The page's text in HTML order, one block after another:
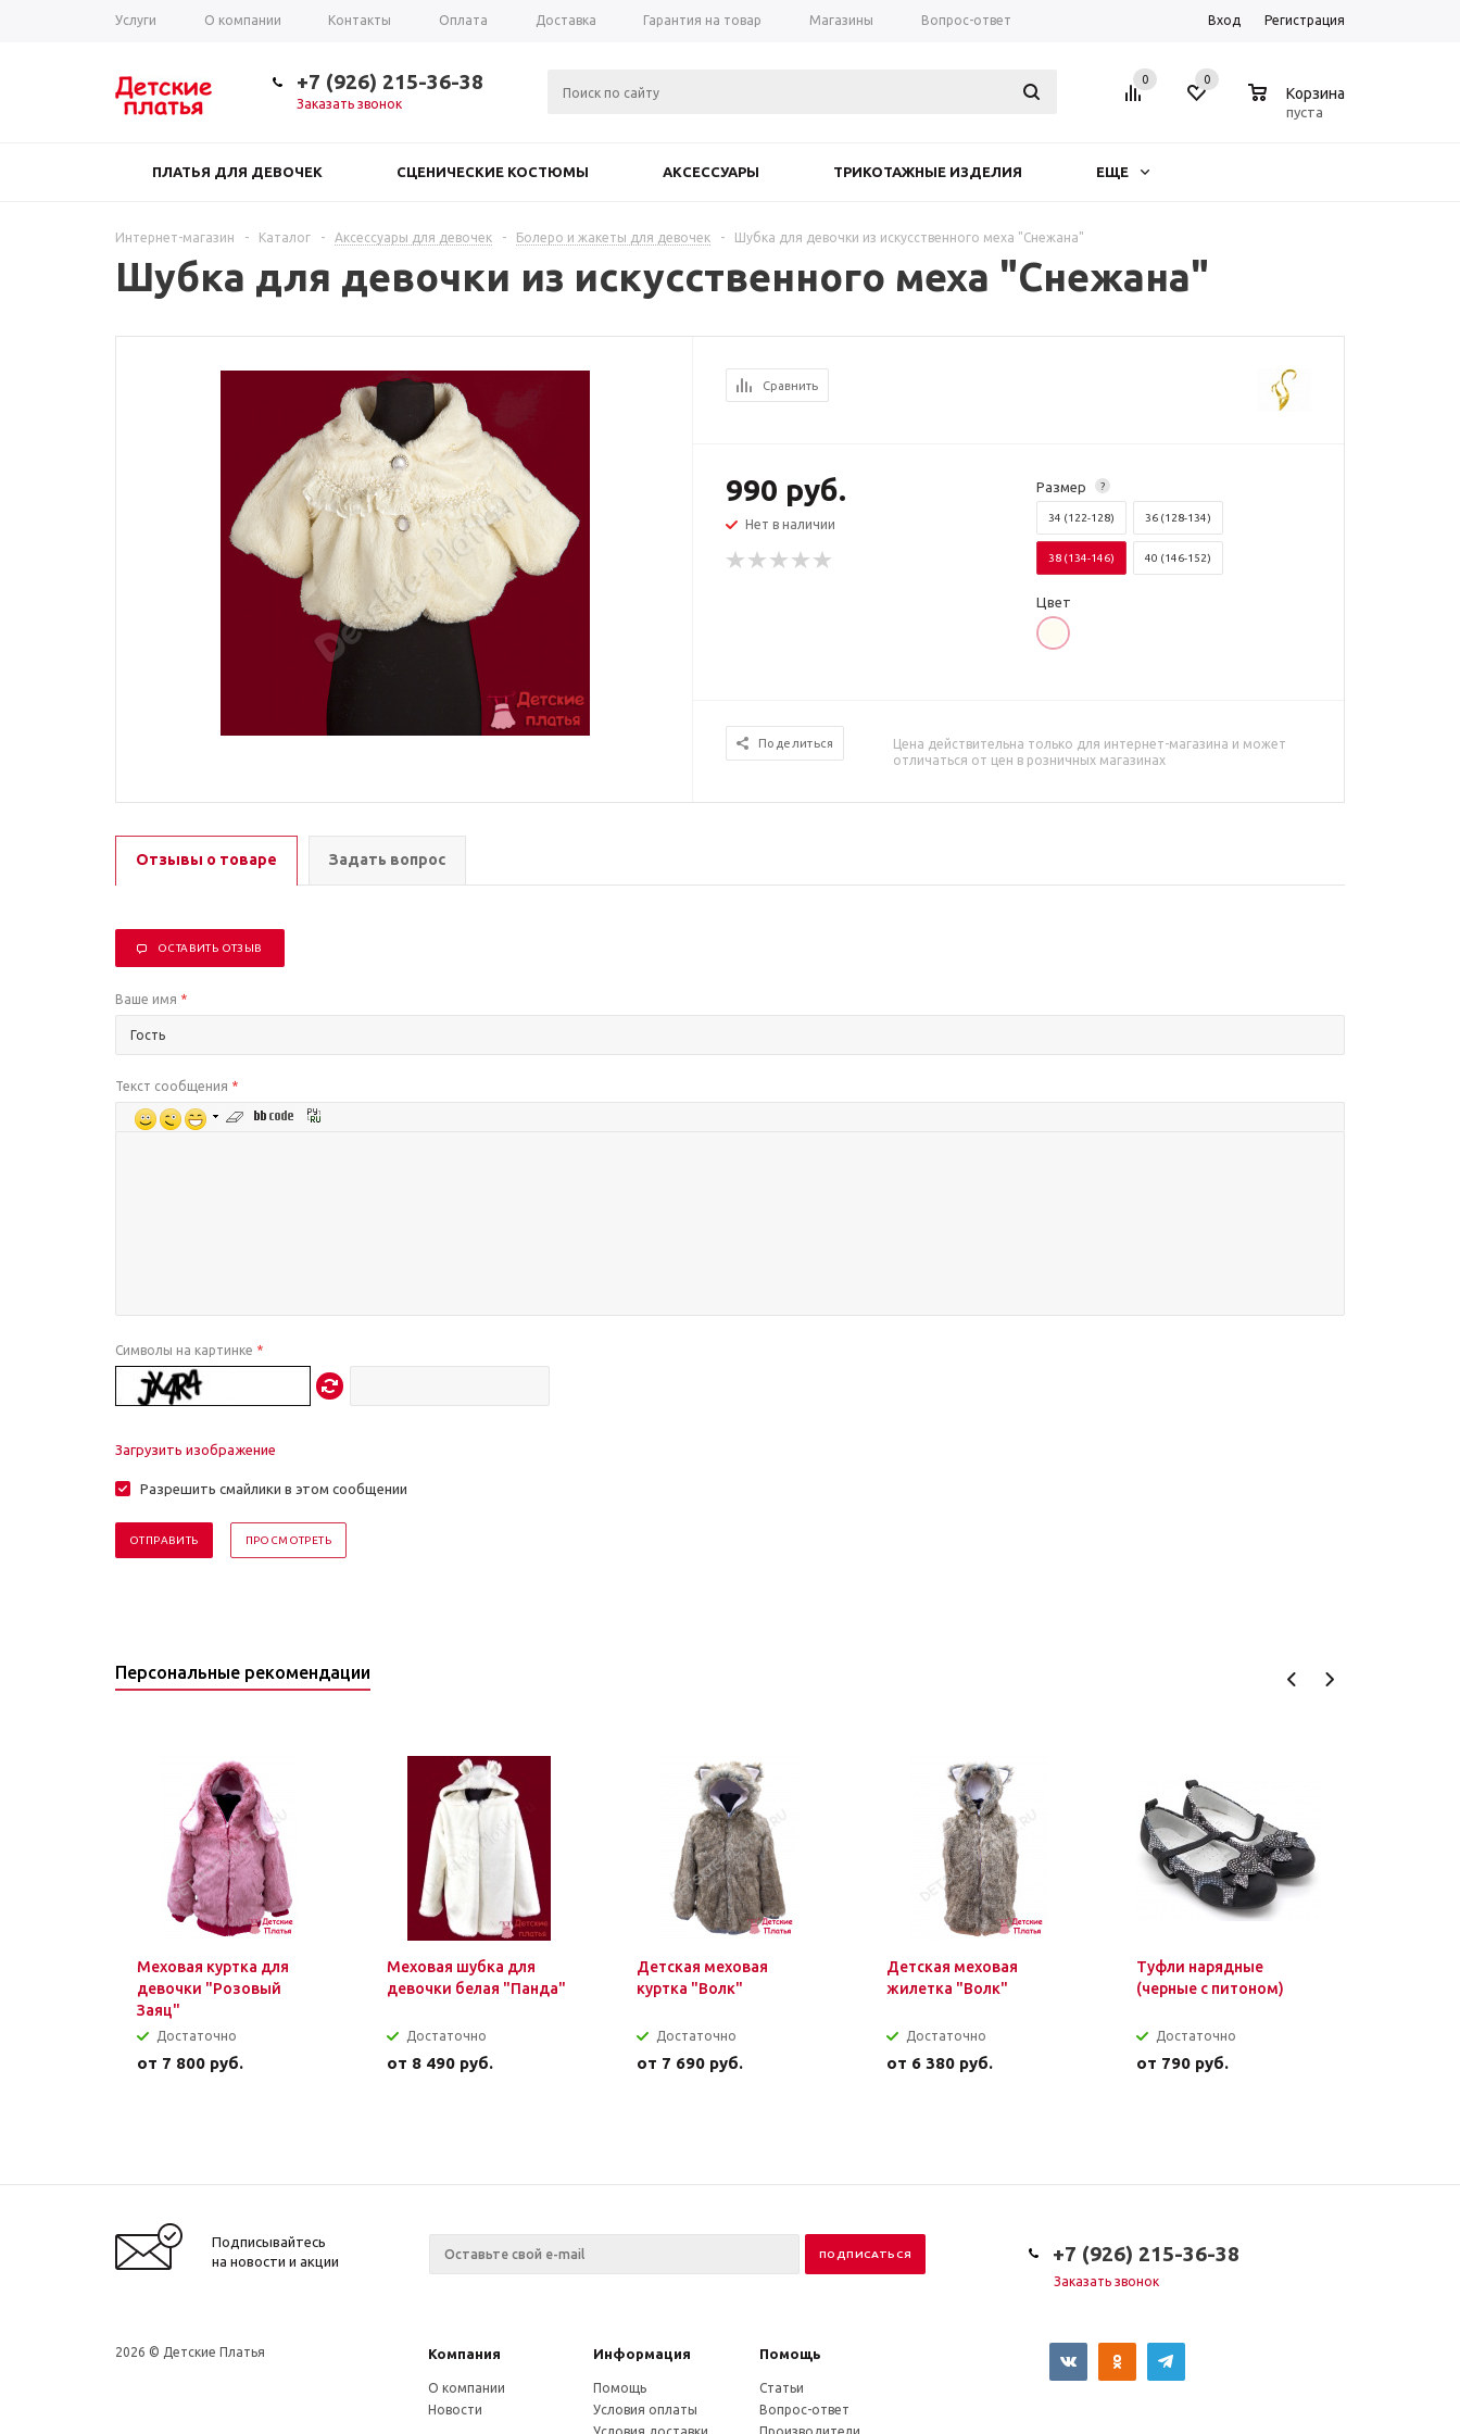
Услуги О компании Контакты Оплата Доставка Гарантия на товар Магазины Вопрос-ответ Вход Регистрация
+7 (926) 215-36-38
Заказать звонок
0 0
Корзина
пуста
ПЛАТЬЯ ДЛЯ ДЕВОЧЕК СЦЕНИЧЕСКИЕ КОСТЮМЫ АКСЕССУАРЫ ТРИКОТАЖНЫЕ ИЗДЕЛИЯ ЕЩЕ
Интернет-магазин - Каталог - Аксессуары для девочек - Болеро и жакеты для девочек - Шубка для девочки из искусственного меха "Снежана"
Шубка для девочки из искусственного меха "Снежана"
Сравнить
990 руб.
Нет в наличии
?
Размер
34 (122-128) 36 (128-134)
38 (134-146) 40 (146-152)
Цвет
Поделиться
Цена действительна только для интернет-магазина и может
отличаться от цен в розничных магазинах
Отзывы о товаре Задать вопрос
ОСТАВИТЬ ОТЗЫВ
Ваше имя *
Текст сообщения *
Символы на картинке *
Загрузить изображение
Разрешить смайлики в этом сообщении
Персональные рекомендации
Меховая куртка для
девочки "Розовый
Заяц"
Достаточно
от 7 800 руб.
Меховая шубка для
девочки белая "Панда"
Достаточно
от 8 490 руб.
Детская меховая
куртка "Волк"
Достаточно
от 7 690 руб.
Детская меховая
жилетка "Волк"
Достаточно
от 6 380 руб.
Туфли нарядные
(черные с питоном)
Достаточно
от 790 руб.
Подписывайтесь
на новости и акции
+7 (926) 215-36-38
Заказать звонок
2026 © Детские Платья Компания Информация Помощь
О компании
Новости
Помощь
Условия оплаты
Статьи
Вопрос-ответ